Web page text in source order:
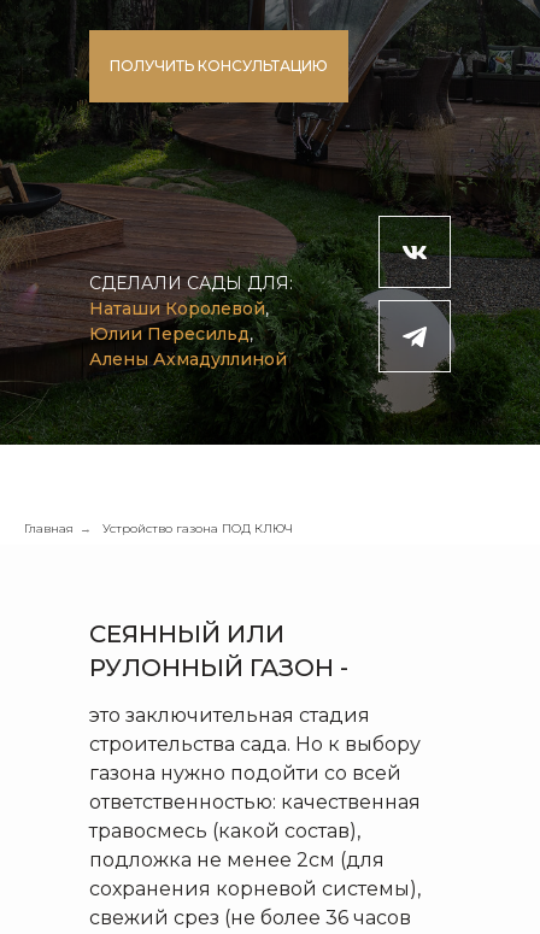
СДЕЛАЛИ САДЫ ДЛЯ:
Наташи Королевой,
Юлии Пересильд,
Алены Ахмадуллиной
ПОЛУЧИТЬ КОНСУЛЬТАЦИЮ
Главная → Устройство газона ПОД КЛЮЧ
это заключительная стадия
строительства сада. Но к выбору
газона нужно подойти со всей
ответственностью: качественная
травосмесь (какой состав),
подложка не менее 2см (для
сохранения корневой системы),
свежий срез (не более 36 часов
СЕЯННЫЙ ИЛИ
РУЛОННЫЙ ГАЗОН -